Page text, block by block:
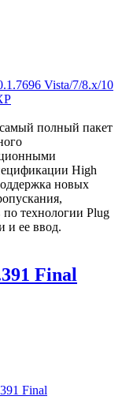
полный пакет
High
новых
технологии Plug
и ее ввод.
Final